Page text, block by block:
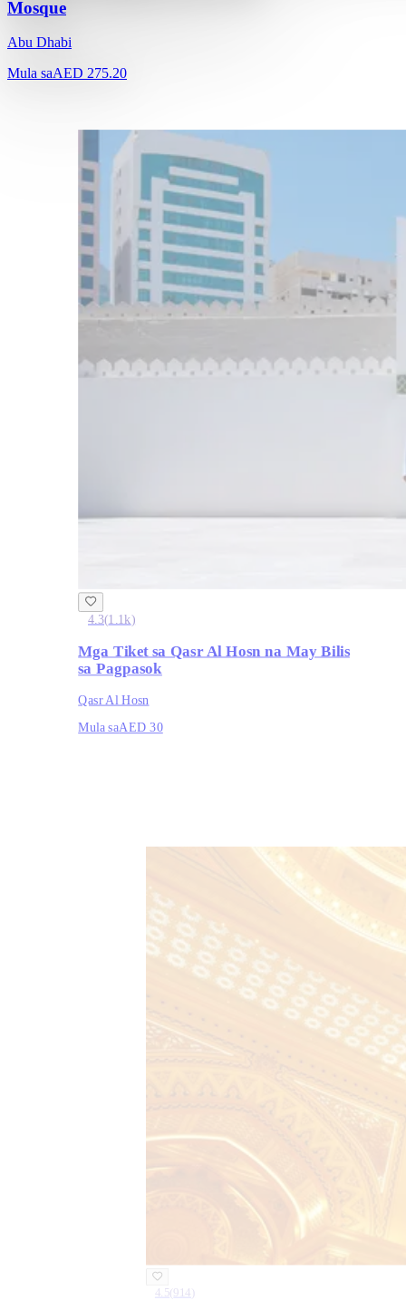
Mosque
Abu Dhabi
Mula saAED 275.20
4.3(1.1k)
Mga Tiket sa Qasr Al Hosn na May Bilis
sa Pagpasok
Qasr Al Hosn
Mula saAED 30
4.5( 914 )